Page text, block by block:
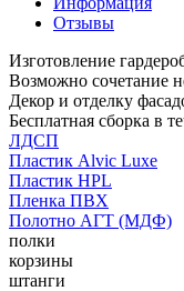
Отзывы
Изготовление
Возможно сочетание
Декор и отделку
Бесплатная сборка в
ЛДСП
Пластик Alvic Luxe
Пластик HPL
Пленка ПВХ
Полотно АГТ (МДФ)
полки
корзины
штанги